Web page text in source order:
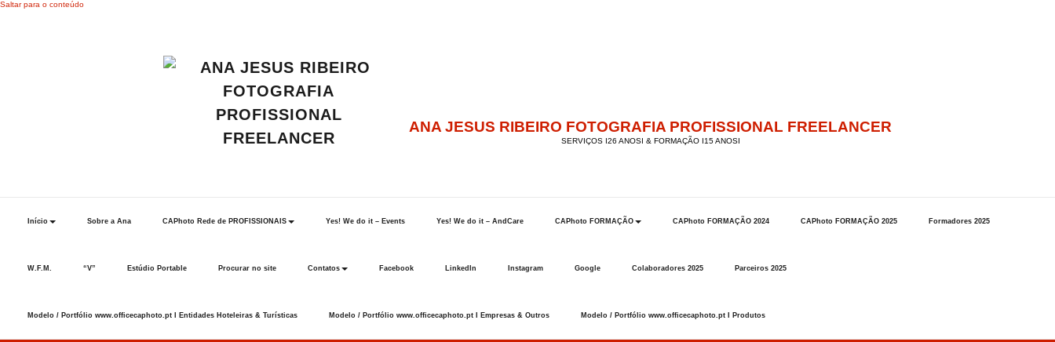
Saltar para o conteúdo
ANA JESUS RIBEIRO FOTOGRAFIA PROFISSIONAL FREELANCER
SERVIÇOS I26 ANOSI & FORMAÇÃO I15 ANOSI
Início Sobre a Ana CAPhoto Rede de PROFISSIONAIS Yes! We do it – Events Yes! We do it – AndCare CAPhoto FORMAÇÃO CAPhoto FORMAÇÃO 2024 CAPhoto FORMAÇÃO 2025 Formadores 2025
W.F.M. “V” Estúdio Portable Procurar no site Contatos Facebook LinkedIn Instagram Google Colaboradores 2025 Parceiros 2025
Modelo / Portfólio www.officecaphoto.pt I Entidades Hoteleiras & Turísticas Modelo / Portfólio www.officecaphoto.pt I Empresas & Outros Modelo / Portfólio www.officecaphoto.pt I Produtos